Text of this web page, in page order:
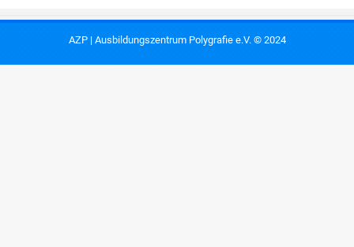
AZP | Ausbildungszentrum Polygrafie e.V. © 2024